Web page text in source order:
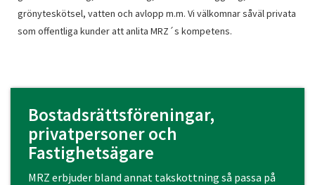
grönyteskötsel, vatten och avlopp m.m. Vi välkomnar såväl privata
som offentliga kunder att anlita MRZ´s kompetens.
Bostadsrättsföreningar,
privatpersoner och
Fastighetsägare
MRZ erbjuder bland annat takskottning så passa på